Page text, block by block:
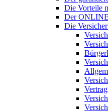
Die Vorteile
Der
Die